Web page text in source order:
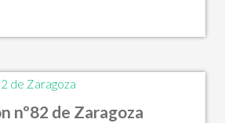
nº82 de Zaragoza